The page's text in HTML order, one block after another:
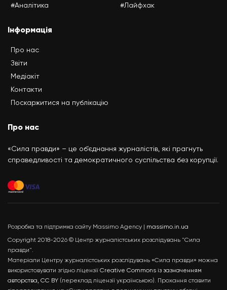
#Аналітика
#Лайфхак
Інформація
Про нас
Звіти
Медіакіт
Контакти
Поскаржитися на публікацію
Про нас
«Сила правди» – це об’єднання журналістів, які прагнуть
справедливості та демократичного суспільства без корупції.
Розробка та підтримка сайту Massimo Agency | massimo.in.ua
Copyright 2018-2026 © Центр журналістських розслідувань "Сила
правди".
Матеріали Центру журналістських розслідувань «Сила правди» можна
використовувати згідно ліцензії Creative Commons із зазначенням
авторства, CC BY (переклад ліцензії українською). Прохання ставити